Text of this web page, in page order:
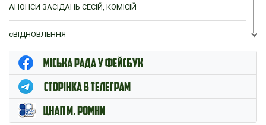
АНОНСИ ЗАСІДАНЬ СЕСІЙ, КОМІСІЙ
єВІДНОВЛЕННЯ
ЦНАП м. Ромни